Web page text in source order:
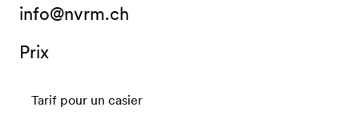
info@nvrm.ch
Prix
Tarif pour un casier